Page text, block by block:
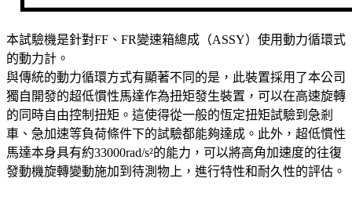
本試驗機是針對FF、FR變速箱總成（ASSY）使用動力循環式
的動力計。
與傳統的動力循環方式有顯著不同的是，此裝置採用了本公司
獨自開發的超低慣性馬達作為扭矩發生裝置，可以在高速旋轉
的同時自由控制扭矩。這使得從一般的恆定扭矩試驗到急剎
車、急加速等負荷條件下的試驗都能夠達成。此外，超低慣性
馬達本身具有約33000rad/s²的能力，可以將高角加速度的往復
發動機旋轉變動施加到待測物上，進行特性和耐久性的評估。